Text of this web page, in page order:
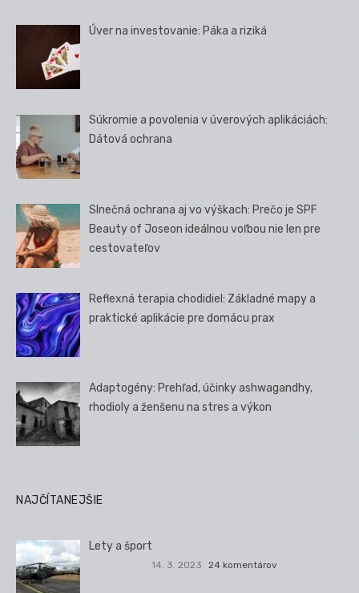
Úver na investovanie: Páka a riziká
Súkromie a povolenia v úverových aplikáciách:
Dátová ochrana
Slnečná ochrana aj vo výškach: Prečo je SPF
Beauty of Joseon ideálnou voľbou nie len pre
cestovateľov
Reflexná terapia chodidiel: Základné mapy a
praktické aplikácie pre domácu prax
Adaptogény: Prehľad, účinky ashwagandhy,
rhodioly a ženšenu na stres a výkon
NAJČÍTANEJŠIE
Lety a šport
14. 3. 2023 24 komentárov